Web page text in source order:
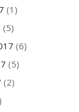
(1)
(5)
(6)
(5)
(2)